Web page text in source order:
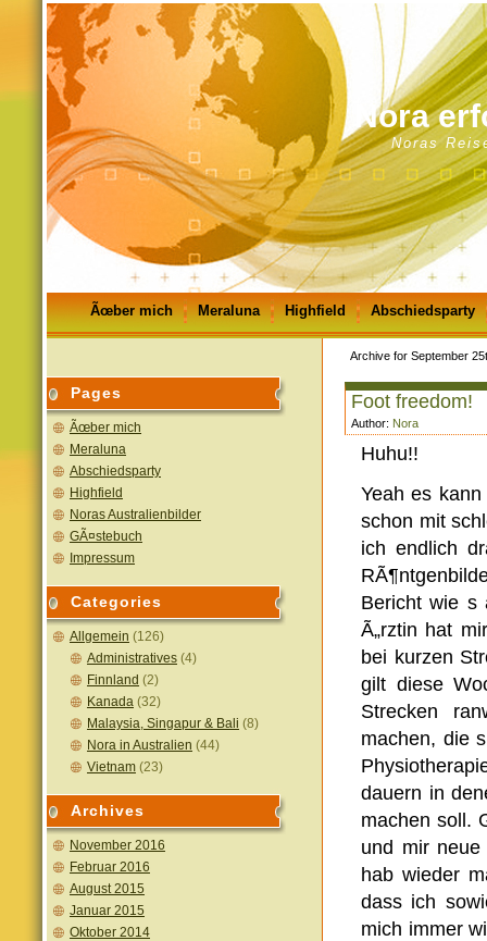
Nora
Noras
Ãœber mich Meraluna Highfield Abschiedsparty
Pages
Ãœber mich
Meraluna
Abschiedsparty
Highfield
Noras Australienbilder
GÃ¤stebuch
Impressum
Categories
Allgemein (126)
Administratives (4)
Finnland (2)
Kanada (32)
Malaysia, Singapur & Bali (8)
Nora in Australien (44)
Vietnam (23)
Archives
November 2016
Februar 2016
August 2015
Januar 2015
Oktober 2014
Archive for September
Foot freedom!
Author: Nora
Huhu!!
Yeah es
schon mit
ich endlich
Bericht wie s
Ã„rztin hat
bei kurzen
gilt diese
Strecken
machen, die
dauern in
machen soll.
und mir
hab wieder
dass ich
mich immer